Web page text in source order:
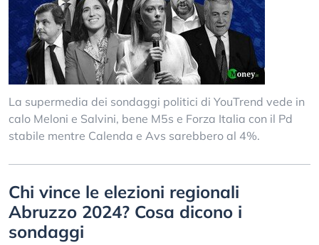
La supermedia dei sondaggi politici di YouTrend vede in
calo Meloni e Salvini, bene M5s e Forza Italia con il Pd
stabile mentre Calenda e Avs sarebbero al 4%.
Chi vince le elezioni regionali
Abruzzo 2024? Cosa dicono i
sondaggi